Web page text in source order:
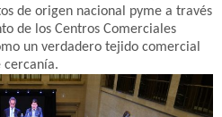
de origen nacional pyme a través
de los Centros Comerciales
un verdadero tejido comercial
cercanía.